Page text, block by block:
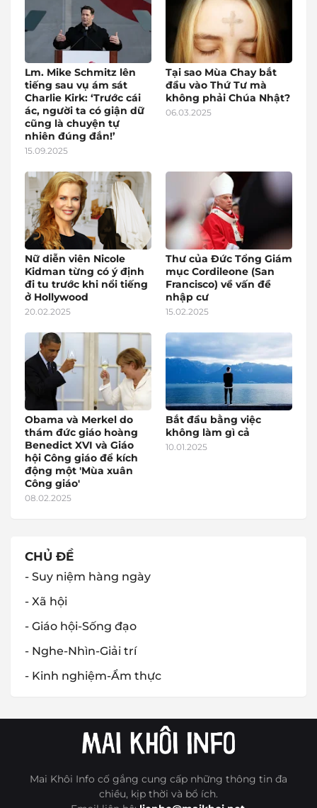
Lm. Mike Schmitz lên
tiếng sau vụ ám sát
Charlie Kirk: ‘Trước cái
ác, người ta có giận dữ
cũng là chuyện tự
nhiên đúng đắn!’
15.09.2025
Tại sao Mùa Chay bắt
đầu vào Thứ Tư mà
không phải Chúa Nhật?
06.03.2025
Nữ diễn viên Nicole
Kidman từng có ý định
đi tu trước khi nổi tiếng
ở Hollywood
20.02.2025
Thư của Đức Tổng Giám
mục Cordileone (San
Francisco) về vấn đề
nhập cư
15.02.2025
Obama và Merkel do
thám đức giáo hoàng
Benedict XVI và Giáo
hội Công giáo để kích
động một 'Mùa xuân
Công giáo'
08.02.2025
Bắt đầu bằng việc
không làm gì cả
10.01.2025
CHỦ ĐỀ
- Suy niệm hàng ngày
- Xã hội
- Giáo hội-Sống đạo
- Nghe-Nhìn-Giải trí
- Kinh nghiệm-Ẩm thực
Mai Khôi Info cố gắng cung cấp những thông tin đa
chiều, kịp thời và bổ ích.